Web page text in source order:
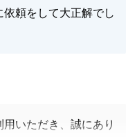
頼をして大正解でし
いただき、誠にあり